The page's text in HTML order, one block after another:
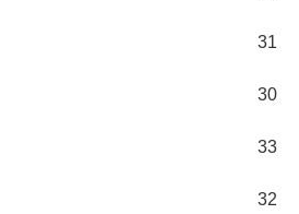
31
30
33
32